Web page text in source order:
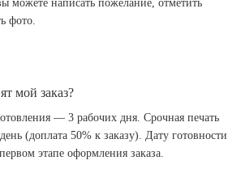
можете написать пожелание, отметить
фото.
мой заказ?
— 3 рабочих дня. Срочная печать
(доплата 50% к заказу). Дату готовности
этапе оформления заказа.